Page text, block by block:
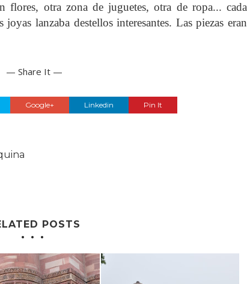
flores, otra zona de juguetes, otra de ropa... cada
lanzaba destellos interesantes. Las piezas eran
— Share It —
Google+ Linkedin Pin It
POSTS